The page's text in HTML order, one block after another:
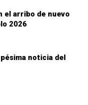
el arribo de nuevo
2026
noticia del